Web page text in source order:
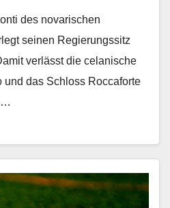
des novarischen
seinen Regierungssitz
verlässt die celanische
und das Schloss Roccaforte